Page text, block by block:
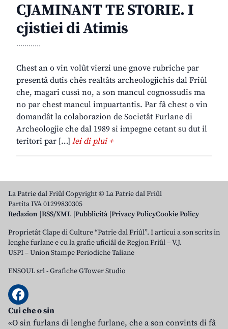
CJAMINANT TE STORIE. I
cjistiei di Atimis
............
Chest an o vin volût vierzi une gnove rubriche par
presentâ dutis chês realtâts archeologjichis dal Friûl
che, magari cussì no, a son mancul cognossudis ma
no par chest mancul impuartantis. Par fâ chest o vin
domandât la colaborazion de Societât Furlane di
Archeologjie che dal 1989 si impegne cetant su dut il
teritori par […] lei di plui +
La Patrie dal Friûl Copyright © La Patrie dal Friûl
Partita IVA 01299830305
Redazion RSS/XML Pubblicità Privacy PolicyCookie Policy
Proprietât Clape di Culture “Patrie dal Friûl”. I articui a son scrits in
lenghe furlane e cu la grafie uficiâl de Regjon Friûl – V.J.
USPI – Union Stampe Periodiche Taliane
ENSOUL srl-Grafiche GTower Studio
Cui che o sin
«O sin furlans di lenghe furlane, che a son convints di fâ